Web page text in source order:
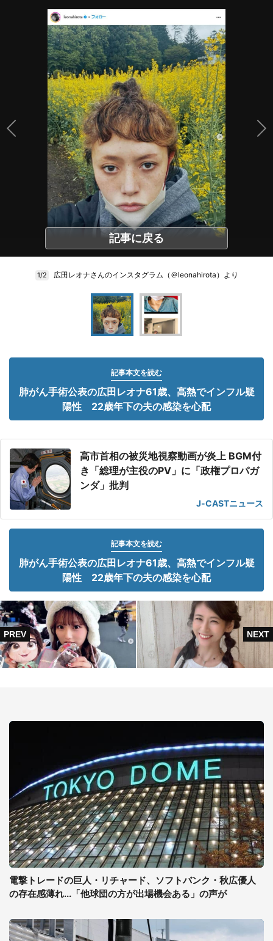
記事に戻る
1/2 広田レオナさんのインスタグラム（＠leonahirota）より
記事本文を読む
肺がん手術公表の広田レオナ61歳、高熱でインフル疑
陽性 22歳年下の夫の感染を心配
高市首相の被災地視察動画が炎上 BGM付
き「総理が主役のPV」に「政権プロパガ
ンダ」批判
J-CASTニュース
記事本文を読む
肺がん手術公表の広田レオナ61歳、高熱でインフル疑
陽性 22歳年下の夫の感染を心配
電撃トレードの巨人・リチャード、ソフトバンク・秋広優人
の存在感薄れ...「他球団の方が出場機会ある」の声が